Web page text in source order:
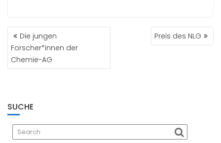
BEITRAGSNAVIGATION
Die jungen
Forscher*innen der
Chemie-AG
Preis des NLG
SUCHE